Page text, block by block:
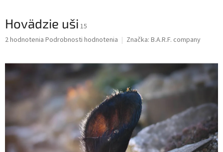
Hovädzie uši 15
Priemerné
hviezdičiek.
2 hodnotenia Podrobnosti hodnotenia Značka: B.A.R.F. company